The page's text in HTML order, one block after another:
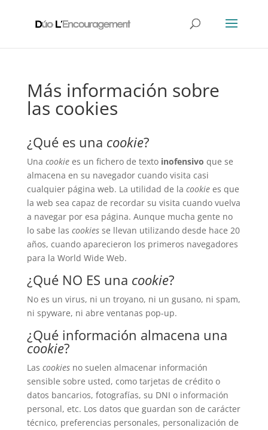
Más información sobre
las cookies
¿Qué es una cookie?
Una cookiees un fichero de texto inofensivo que se
almacena en su navegador cuando visita casi
cualquier página web. La utilidad de la cookiees que
la web sea capaz de recordar su visita cuando vuelva
a navegar por esa página. Aunque mucha gente no
lo sabe las cookiesse llevan utilizando desde hace 20
años, cuando aparecieron los primeros navegadores
para la World Wide Web.
¿Qué NO ES una cookie?
No es un virus, ni un troyano, ni un gusano, ni spam,
ni spyware, ni abre ventanas pop-up.
¿Qué información almacena una
cookie?
Las cookiesno suelen almacenar información
sensible sobre usted, como tarjetas de crédito o
datos bancarios, fotografías, su DNI o información
personal, etc. Los datos que guardan son de carácter
técnico, preferencias personales, personalización de